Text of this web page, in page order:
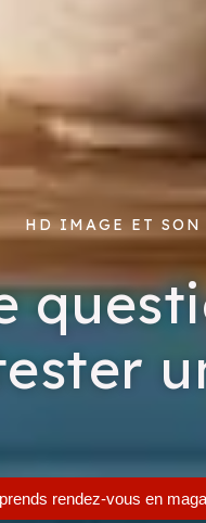
HD IMAGE ET SON
rendez-vous en